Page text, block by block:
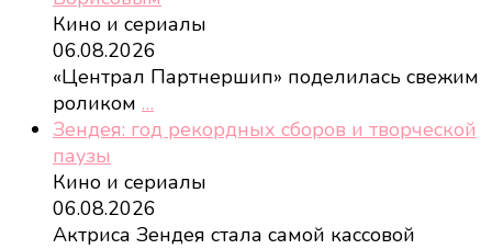
Кино и сериалы
06.08.2026
«Централ Партнершип» поделилась свежим
роликом …
Зендея: год рекордных сборов и творческой
паузы
Кино и сериалы
06.08.2026
Актриса Зендея стала самой кассовой